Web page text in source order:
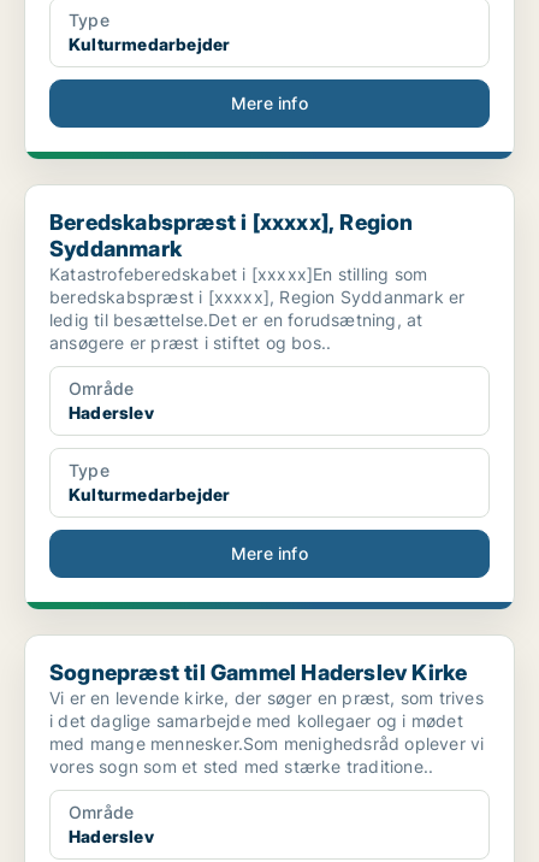
Type
Kulturmedarbejder
Mere info
Beredskabspræst i [xxxxx], Region Syddanmark
Beredskabspræst i [xxxxx], Region
Syddanmark
Katastrofeberedskabet i [xxxxx]En stilling som
beredskabspræst i [xxxxx], Region Syddanmark er
ledig til besættelse.Det er en forudsætning, at
ansøgere er præst i stiftet og bos..
Område
Haderslev
Type
Kulturmedarbejder
Mere info
Sognepræst til Gammel Haderslev Kirke
Sognepræst til Gammel Haderslev Kirke
Vi er en levende kirke, der søger en præst, som trives
i det daglige samarbejde med kollegaer og i mødet
med mange mennesker.Som menighedsråd oplever vi
vores sogn som et sted med stærke traditione..
Område
Haderslev